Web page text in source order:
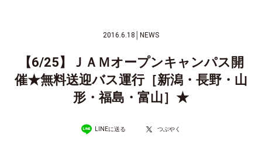
2016.6.18 NEWS
【6/25】ＪＡＭオープンキャンパス開
催★無料送迎バス運行［新潟・長野・山
形・福島・富山］★
LINEに送る つぶやく